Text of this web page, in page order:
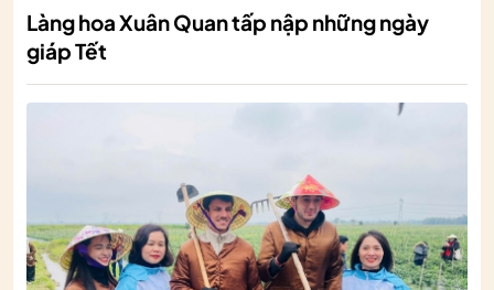
Làng hoa Xuân Quan tấp nập những ngày
giáp Tết